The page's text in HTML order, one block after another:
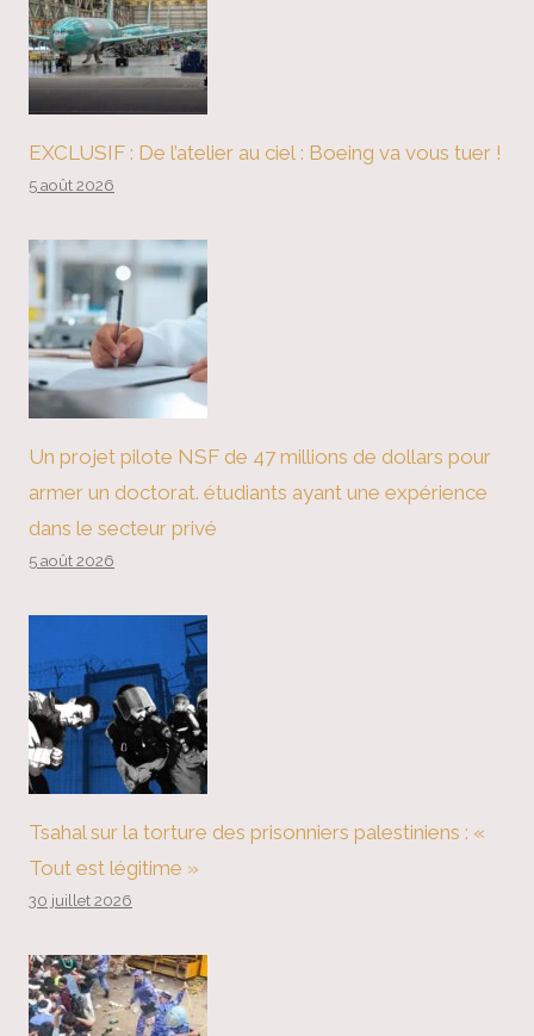
EXCLUSIF : De l’atelier au ciel : Boeing va vous tuer !
5 août 2026
Un projet pilote NSF de 47 millions de dollars pour
armer un doctorat. étudiants ayant une expérience
dans le secteur privé
5 août 2026
Tsahal sur la torture des prisonniers palestiniens : «
Tout est légitime »
30 juillet 2026